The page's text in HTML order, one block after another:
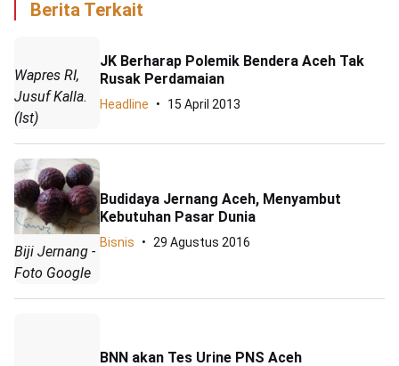
Berita Terkait
Wapres RI,
Jusuf Kalla.
(Ist)
JK Berharap Polemik Bendera Aceh Tak
Rusak Perdamaian
Headline 15 April 2013
Biji Jernang -
Foto Google
Budidaya Jernang Aceh, Menyambut
Kebutuhan Pasar Dunia
Bisnis 29 Agustus 2016
BNN akan Tes Urine PNS Aceh